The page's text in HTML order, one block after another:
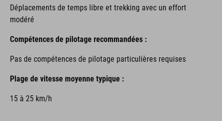
Déplacements de temps libre et trekking avec un effort
modéré
Compétences de pilotage recommandées :
Pas de compétences de pilotage particulières requises
Plage de vitesse moyenne typique :
15 à 25 km/h